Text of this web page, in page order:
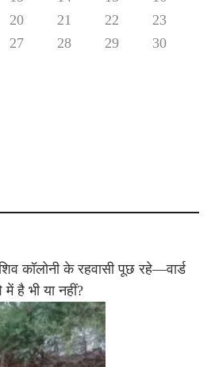
20 21 22
23
27 28 29
30
कॉलोनी के रहवासी पूछ रहे—वार्ड
है भी या नहीं?